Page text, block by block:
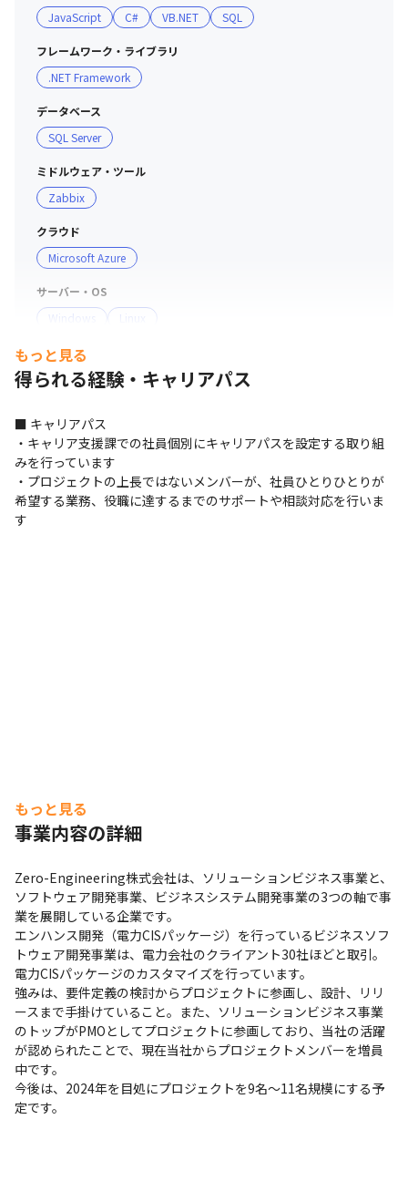
はPMOが支援するので、安心して開発業務に専念するこ
とが可能です
・リモートワークの相談が可能ですが、分からないことが
あれば出社してリーダーにアドバイスをもらえる体制があ
ります
・それぞれの強みを活かして、スペシャリストとして活躍
できる環境です
＜一緒に働くメンバーについて＞（2023年4月時点）
経験が12年あり、開発経験も6年ほどあるメンバーが所属
しています
・開発担当：開発経験が22年あり、10以上のプロジェク
トで活躍してきたメンバーや、開発経験が5～7年ほどあ
＜目指すチーム像＞
・成果物の品質を重視し、お客様に品質をアピールするこ
とができるチーム
・一人一人が主役となるエンジニアチーム
・再現性のあるプロセスを構築し、より効率的に業務を進
めることができるチーム
・技術や知識を俗人化させず、協力して課題を乗り越えら
れるチーム
JavaScript C# VB.NET SQL
フレームワーク・ライブラリ
.NET Framework
データベース
SQL Server
ミドルウェア・ツール
Zabbix
クラウド
Microsoft Azure
サーバー・OS
Windows
Linux
開発手法
ウォーターフォール
Redmine
Subversion
支給PC
Windows
もっと見る
得られる経験・キャリアパス
■ キャリアパス
・キャリア支援課での社員個別にキャリアパスを設定する取り組
みを行っています
・プロジェクトの上長ではないメンバーが、社員ひとりひとりが
希望する業務、役職に達するまでのサポートや相談対応を行いま
す
もっと見る
事業内容の詳細
Zero-Engineering株式会社は、ソリューションビジネス事業と、
ソフトウェア開発事業、ビジネスシステム開発事業の3つの軸で事
業を展開している企業です。
エンハンス開発（電力CISパッケージ）を行っているビジネスソフ
トウェア開発事業は、電力会社のクライアント30社ほどと取引。
電力CISパッケージのカスタマイズを行っています。
強みは、要件定義の検討からプロジェクトに参画し、設計、リリ
ースまで手掛けていること。また、ソリューションビジネス事業
のトップがPMOとしてプロジェクトに参画しており、当社の活躍
が認められたことで、現在当社からプロジェクトメンバーを増員
中です。
今後は、2024年を目処にプロジェクトを9名～11名規模にする予
定です。